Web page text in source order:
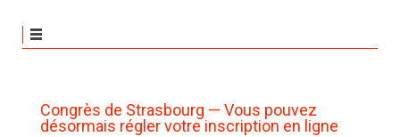
Congrès de Strasbourg — Vous pouvez
désormais régler votre inscription en ligne